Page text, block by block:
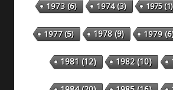
1973(6) 1974(3) 1975(1)
1977(5) 1978(9) 1979
1981 (12) 1982(10)